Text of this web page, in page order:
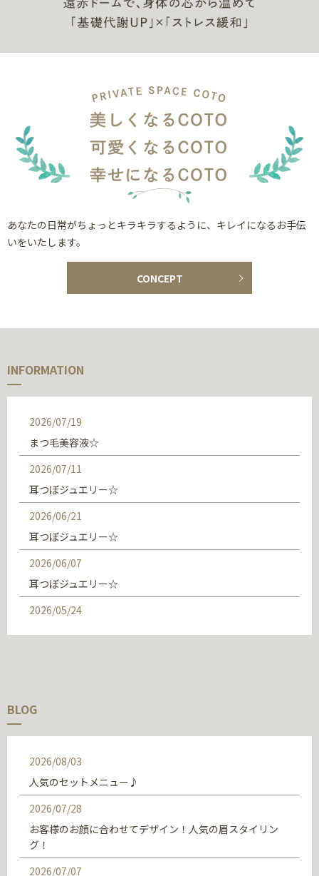
あなたの日常がちょっとキラキラするように、キレイになるお手伝
いをいたします。
CONCEPT
INFORMATION
2026/07/19
まつ毛美容液☆
2026/07/11
耳つぼジュエリー☆
2026/06/21
耳つぼジュエリー☆
2026/06/07
耳つぼジュエリー☆
2026/05/24
BLOG
2026/08/03
人気のセットメニュー♪
2026/07/28
お客様のお顔に合わせてデザイン！人気の眉スタイリン
グ！
2026/07/07